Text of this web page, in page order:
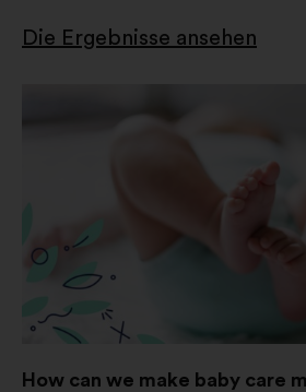
Die Ergebnisse ansehen
How can we make baby care